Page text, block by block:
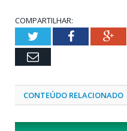
COMPARTILHAR:
TwitterFacebook
Email
CONTEÚDO RELACIONADO